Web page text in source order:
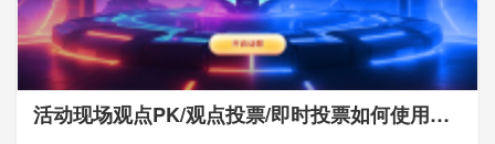
活动现场观点PK/观点投票/即时投票如何使用？有哪些观点话题？附带设置教程